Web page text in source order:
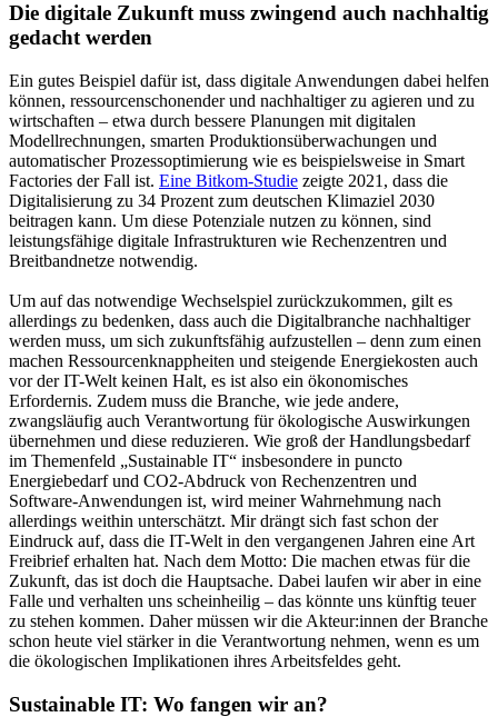
Die digitale Zukunft muss zwingend auch nachhaltig
gedacht werden
Ein gutes Beispiel dafür ist, dass digitale Anwendungen dabei helfen
können, ressourcenschonender und nachhaltiger zu agieren und zu
wirtschaften – etwa durch bessere Planungen mit digitalen
Modellrechnungen, smarten Produktionsüberwachungen und
automatischer Prozessoptimierung wie es beispielsweise in Smart
Factories der Fall ist. Eine Bitkom-Studie zeigte 2021, dass die
Digitalisierung zu 34 Prozent zum deutschen Klimaziel 2030
beitragen kann. Um diese Potenziale nutzen zu können, sind
leistungsfähige digitale Infrastrukturen wie Rechenzentren und
Breitbandnetze notwendig.
Um auf das notwendige Wechselspiel zurückzukommen, gilt es
allerdings zu bedenken, dass auch die Digitalbranche nachhaltiger
werden muss, um sich zukunftsfähig aufzustellen – denn zum einen
machen Ressourcenknappheiten und steigende Energiekosten auch
vor der IT-Welt keinen Halt, es ist also ein ökonomisches
Erfordernis. Zudem muss die Branche, wie jede andere,
zwangsläufig auch Verantwortung für ökologische Auswirkungen
übernehmen und diese reduzieren. Wie groß der Handlungsbedarf
im Themenfeld „Sustainable IT“ insbesondere in puncto
Energiebedarf und CO2-Abdruck von Rechenzentren und
Software-Anwendungen ist, wird meiner Wahrnehmung nach
allerdings weithin unterschätzt. Mir drängt sich fast schon der
Eindruck auf, dass die IT-Welt in den vergangenen Jahren eine Art
Freibrief erhalten hat. Nach dem Motto: Die machen etwas für die
Zukunft, das ist doch die Hauptsache. Dabei laufen wir aber in eine
Falle und verhalten uns scheinheilig – das könnte uns künftig teuer
zu stehen kommen. Daher müssen wir die Akteur:innen der Branche
schon heute viel stärker in die Verantwortung nehmen, wenn es um
die ökologischen Implikationen ihres Arbeitsfeldes geht.
Sustainable IT: Wo fangen wir an?